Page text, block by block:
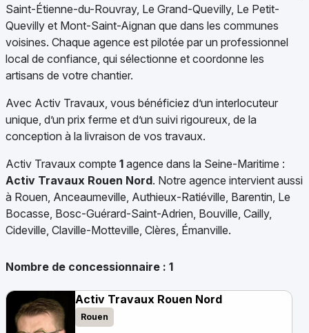
Saint-Étienne-du-Rouvray, Le Grand-Quevilly, Le Petit-
Quevilly et Mont-Saint-Aignan que dans les communes
voisines. Chaque agence est pilotée par un professionnel
local de confiance, qui sélectionne et coordonne les
artisans de votre chantier.
Avec Activ Travaux, vous bénéficiez d’un interlocuteur
unique, d’un prix ferme et d’un suivi rigoureux, de la
conception à la livraison de vos travaux.
Activ Travaux compte 1 agence dans la Seine-Maritime :
Activ Travaux Rouen Nord. Notre agence intervient aussi
à Rouen, Anceaumeville, Authieux-Ratiéville, Barentin, Le
Bocasse, Bosc-Guérard-Saint-Adrien, Bouville, Cailly,
Cideville, Claville-Motteville, Clères, Émanville.
Nombre de concessionnaire : 1
Activ Travaux Rouen Nord
Rouen